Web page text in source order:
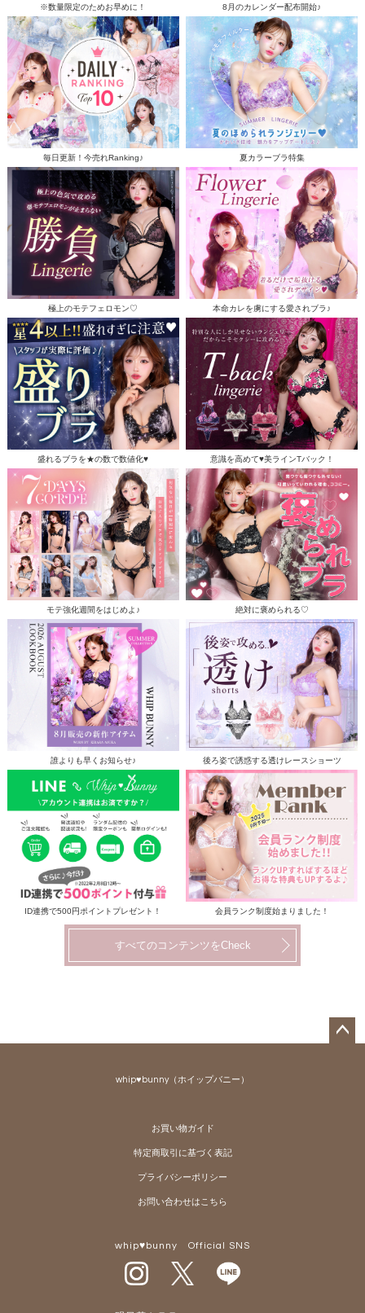
※数量限定のためお早めに！ 8月のカレンダー配布開始♪
毎日更新！今売れRanking♪ 夏カラーブラ特集
極上のモテフェロモン♡ 本命カレを虜にする愛されブラ♪
盛れるブラを★の数で数値化♥ 意識を高めて♥美ラインTバック！
モテ強化週間をはじめよ♪ 絶対に褒められる♡
誰よりも早くお知らせ♪ 後ろ姿で誘惑する透けレースショーツ
ID連携で500円ポイントプレゼント！ 会員ランク制度始まりました！
すべてのコンテンツをCheck
whip♥bunny（ホイップバニー）
お買い物ガイド
特定商取引に基づく表記
プライバシーポリシー
お問い合わせはこちら
whip♥bunny Official SNS